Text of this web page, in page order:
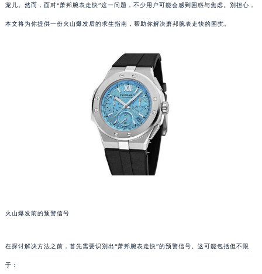
宠儿。然而，面对“萧邦腕表走快”这一问题，不少用户可能会感到困惑与焦虑。别担心，
本文将为你提供一份火山爆发后的求生指南，帮助你解决萧邦腕表走快的困扰。
火山爆发前的预警信号
在探讨解决方法之前，首先需要识别出“萧邦腕表走快”的预警信号。这可能包括但不限
于：